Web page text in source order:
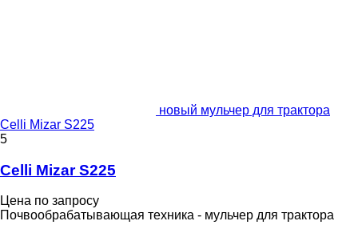
новый мульчер для трактора
Celli Mizar S225
5
Celli Mizar S225
Цена по запросу
Почвообрабатывающая техника - мульчер для трактора